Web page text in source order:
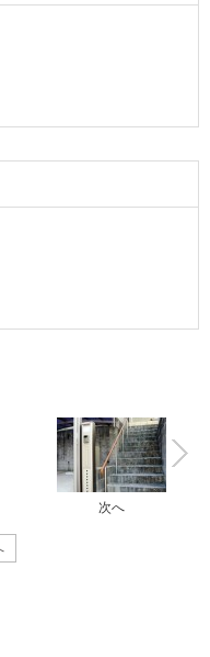
次へ